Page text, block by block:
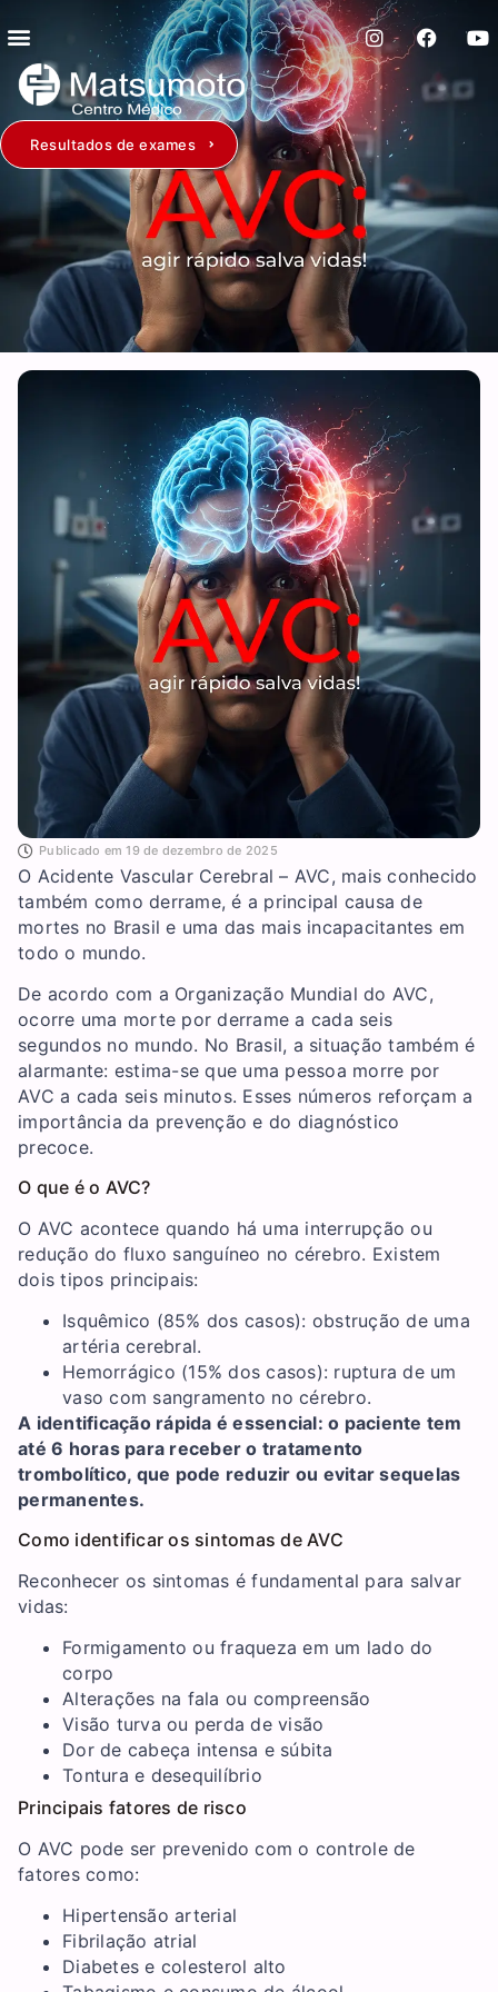
Resultados de exames
Publicado em 19 de dezembro de 2025
O Acidente Vascular Cerebral – AVC, mais conhecido
também como derrame, é a principal causa de
mortes no Brasil e uma das mais incapacitantes em
todo o mundo.
De acordo com a Organização Mundial do AVC,
ocorre uma morte por derrame a cada seis
segundos no mundo. No Brasil, a situação também é
alarmante: estima-se que uma pessoa morre por
AVC a cada seis minutos. Esses números reforçam a
importância da prevenção e do diagnóstico
precoce.
O que é o AVC?
O AVC acontece quando há uma interrupção ou
redução do fluxo sanguíneo no cérebro. Existem
dois tipos principais:
Isquêmico (85% dos casos): obstrução de uma
artéria cerebral.
Hemorrágico (15% dos casos): ruptura de um
vaso com sangramento no cérebro.
A identificação rápida é essencial: o paciente tem
até 6 horas para receber o tratamento
trombolítico, que pode reduzir ou evitar sequelas
permanentes.
Como identificar os sintomas de AVC
Reconhecer os sintomas é fundamental para salvar
vidas:
Formigamento ou fraqueza em um lado do
corpo
Alterações na fala ou compreensão
Visão turva ou perda de visão
Dor de cabeça intensa e súbita
Tontura e desequilíbrio
Principais fatores de risco
O AVC pode ser prevenido com o controle de
fatores como:
Hipertensão arterial
Fibrilação atrial
Diabetes e colesterol alto